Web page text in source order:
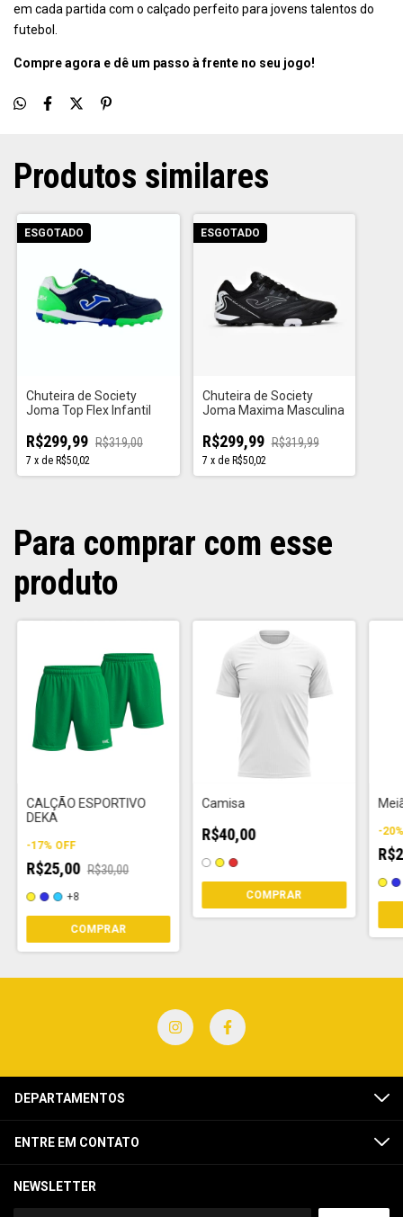
em cada partida com o calçado perfeito para jovens talentos do
futebol.
Compre agora e dê um passo à frente no seu jogo!
Produtos similares
ESGOTADO
Chuteira de Society
Joma Top Flex Infantil
R$299,99 R$319,00
7 x de R$50,02
ESGOTADO
Chuteira de Society
Joma Maxima Masculina
R$299,99 R$319,99
7 x de R$50,02
Para comprar com esse
produto
CALÇÃO ESPORTIVO
DEKA
-17% OFF
R$25,00 R$30,00
+8
COMPRAR
Camisa
R$40,00
COMPRAR
-20
DEPARTAMENTOS
ENTRE EM CONTATO
NEWSLETTER